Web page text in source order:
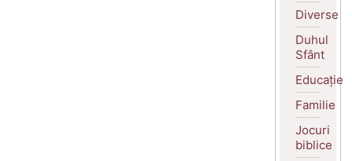
Diverse
Duhul
Sfânt
Educație
Familie
Jocuri
biblice